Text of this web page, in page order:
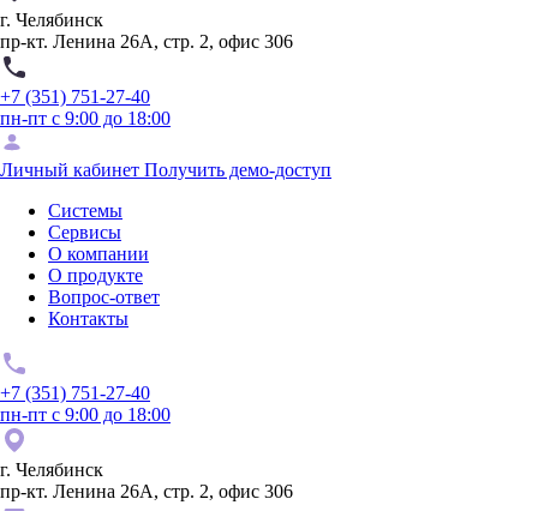
г. Челябинск
пр-кт. Ленина 26А, стр. 2, офис 306
+7 (351) 751-27-40
пн-пт с 9:00 до 18:00
Личный кабинет Получить демо-доступ
Системы
Сервисы
О компании
О продукте
Вопрос-ответ
Контакты
+7 (351) 751-27-40
пн-пт с 9:00 до 18:00
г. Челябинск
пр-кт. Ленина 26А, стр. 2, офис 306